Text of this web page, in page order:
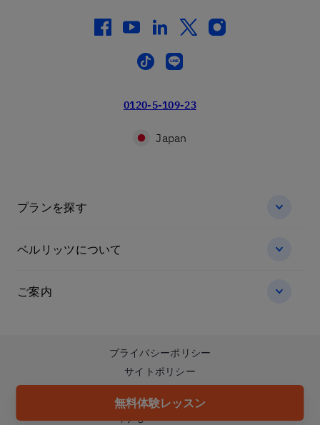
facebook
youtube
linkedin
twitterinstagram
tiktok
line
0120-5-109-23
Japan
プランを探す
ベルリッツについて
ご案内
プライバシーポリシー
サイトポリシー
無料体験レッスン